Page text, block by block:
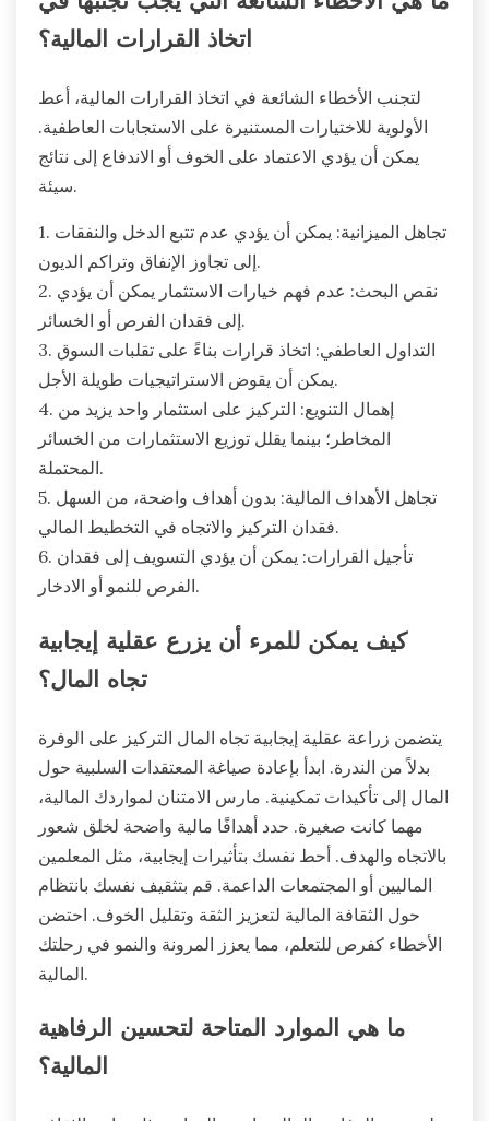
اتخاذ القرارات المالية؟
لتجنب الأخطاء الشائعة في اتخاذ القرارات المالية، أعط
الأولوية للاختيارات المستنيرة على الاستجابات العاطفية.
يمكن أن يؤدي الاعتماد على الخوف أو الاندفاع إلى نتائج
سيئة.
1. تجاهل الميزانية: يمكن أن يؤدي عدم تتبع الدخل والنفقات
إلى تجاوز الإنفاق وتراكم الديون.
2. نقص البحث: عدم فهم خيارات الاستثمار يمكن أن يؤدي
إلى فقدان الفرص أو الخسائر.
3. التداول العاطفي: اتخاذ قرارات بناءً على تقلبات السوق
يمكن أن يقوض الاستراتيجيات طويلة الأجل.
4. إهمال التنويع: التركيز على استثمار واحد يزيد من
المخاطر؛ بينما يقلل توزيع الاستثمارات من الخسائر
المحتملة.
5. تجاهل الأهداف المالية: بدون أهداف واضحة، من السهل
فقدان التركيز والاتجاه في التخطيط المالي.
6. تأجيل القرارات: يمكن أن يؤدي التسويف إلى فقدان
الفرص للنمو أو الادخار.
كيف يمكن للمرء أن يزرع عقلية إيجابية
تجاه المال؟
يتضمن زراعة عقلية إيجابية تجاه المال التركيز على الوفرة
بدلاً من الندرة. ابدأ بإعادة صياغة المعتقدات السلبية حول
المال إلى تأكيدات تمكينية. مارس الامتنان لمواردك المالية،
مهما كانت صغيرة. حدد أهدافًا مالية واضحة لخلق شعور
بالاتجاه والهدف. أحط نفسك بتأثيرات إيجابية، مثل المعلمين
الماليين أو المجتمعات الداعمة. قم بتثقيف نفسك بانتظام
حول الثقافة المالية لتعزيز الثقة وتقليل الخوف. احتضن
الأخطاء كفرص للتعلم، مما يعزز المرونة والنمو في رحلتك
المالية.
ما هي الموارد المتاحة لتحسين الرفاهية
المالية؟